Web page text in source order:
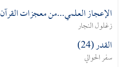
الإعجاز العلمي...من معجزات القرآن
زغلول النجار
القدر (24)
سفر الحوالي